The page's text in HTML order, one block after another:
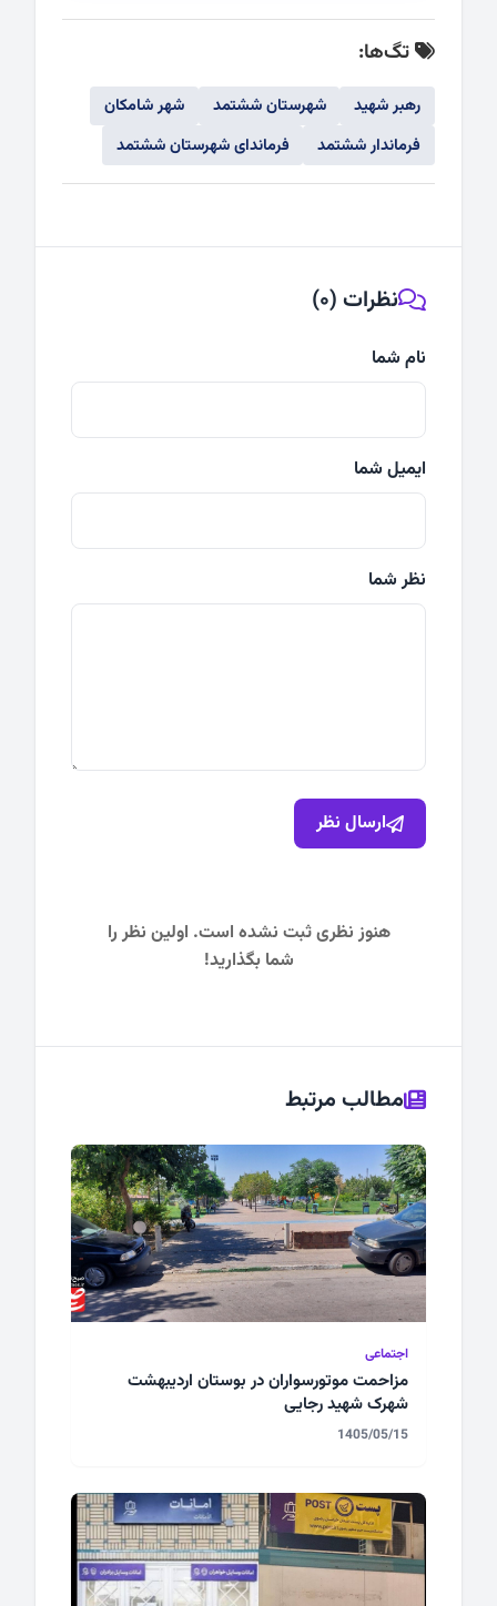
تگ‌ها:
رهبر شهید شهرستان ششتمد
شهر شامکان
فرماندار ششتمد
فرماندای شهرستان ششتمد
نظرات (0)
نام شما
ایمیل شما
نظر شما
ارسال نظر
هنوز نظری ثبت نشده است. اولین نظر را
شما بگذارید!
مطالب مرتبط
اجتماعی
مزاحمت موتورسواران در بوستان اردیبهشت
شهرک شهید رجایی
1405/05/15